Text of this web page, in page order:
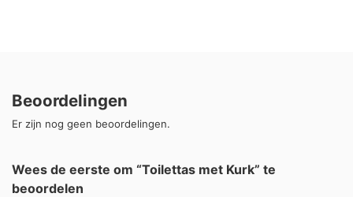
Beoordelingen
Er zijn nog geen beoordelingen.
Wees de eerste om “Toilettas met Kurk” te
beoordelen